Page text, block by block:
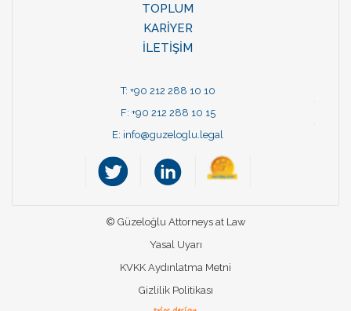
TOPLUM
KARİYER
İLETİŞİM
T: +90 212 288 10 10
F: +90 212 288 10 15
E: info@guzeloglu.legal
© Güzeloğlu Attorneys at Law
Yasal Uyarı
KVKK Aydınlatma Metni
Gizlilik Politikası